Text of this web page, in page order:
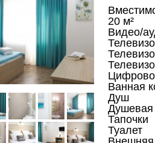
20 м²
Видео/
Ванная
Душ
Душевая
Тапочки
Туалет